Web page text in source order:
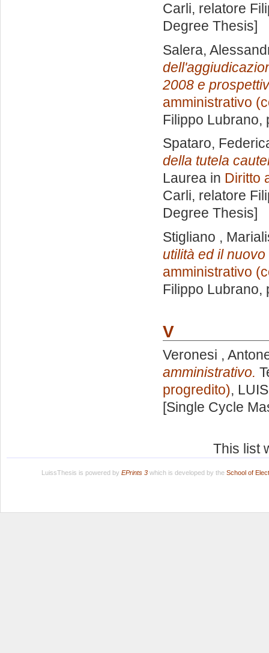
Carli, relatore
Degree Thesis]
Salera,
2008 e
amministrativo
Filippo Lubrano,
Spataro,
della tutela
Laurea in Diritto
Carli, relatore
Degree Thesis]
Stigliano ,
utilità ed il
amministrativo
Filippo Lubrano,
V
Veronesi ,
amministrativo.
progredito),
[Single Cycle
This list
LuissThesis is powered by EPrints 3which is developed by the School of